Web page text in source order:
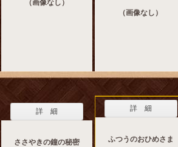
（画像なし）
（画像なし）
詳 細
ささやきの鐘の秘密
詳 細
ふつうのおひめさま